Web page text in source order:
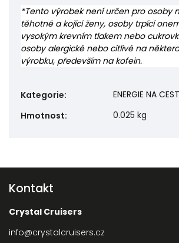
*Tento výrobek není určen pro osoby
těhotné a kojící ženy, osoby trpící
vysokým krevním tlakem nebo
osoby alergické nebo citlivé na
výrobku, především na kofein.
Kategorie:
ENERGIE NA
Hmotnost: 0.025 kg
Kontakt
Crystal Cruisers
info@crystalcruisers.cz